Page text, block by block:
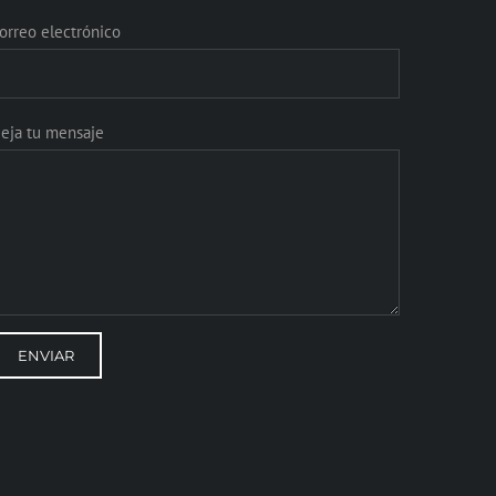
electrónico
tu mensaje